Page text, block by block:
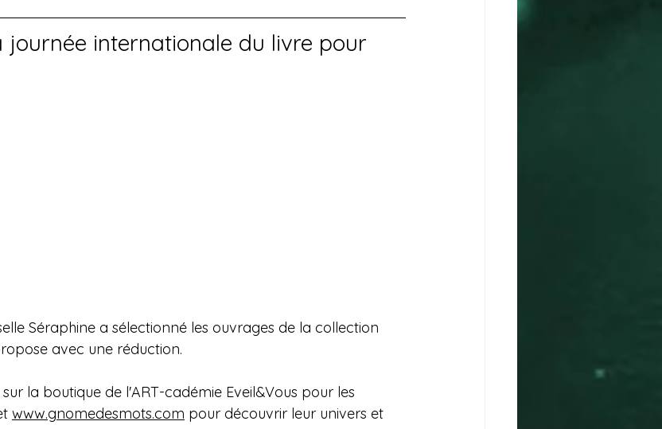
journée internationale du livre pour
Séraphine a sélectionné les ouvrages de la collection
avec une réduction.
la boutique de l'ART-cadémie Eveil&Vous pour les
www.gnomedesmots.com pour découvrir leur univers et